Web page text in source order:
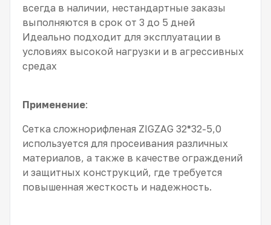
всегда в наличии, нестандартные заказы
выполняются в срок от 3 до 5 дней
Идеально подходит для эксплуатации в
условиях высокой нагрузки и в агрессивных
средах
Применение:
Сетка сложнорифленая ZIGZAG 32*32-5,0
используется для просеивания различных
материалов, а также в качестве ограждений
и защитных конструкций, где требуется
повышенная жесткость и надежность.